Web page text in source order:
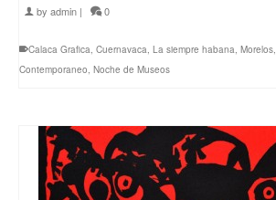
by admin | 0
Calaca Grafica, Cuernavaca, La siempre habana, Morelos,
Contemporaneo, Noche de Museos